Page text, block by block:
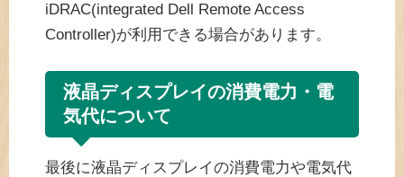
iDRAC(integrated Dell Remote Access
Controller)が利用できる場合があります。
液晶ディスプレイの消費電力・電
気代について
最後に液晶ディスプレイの消費電力や電気代